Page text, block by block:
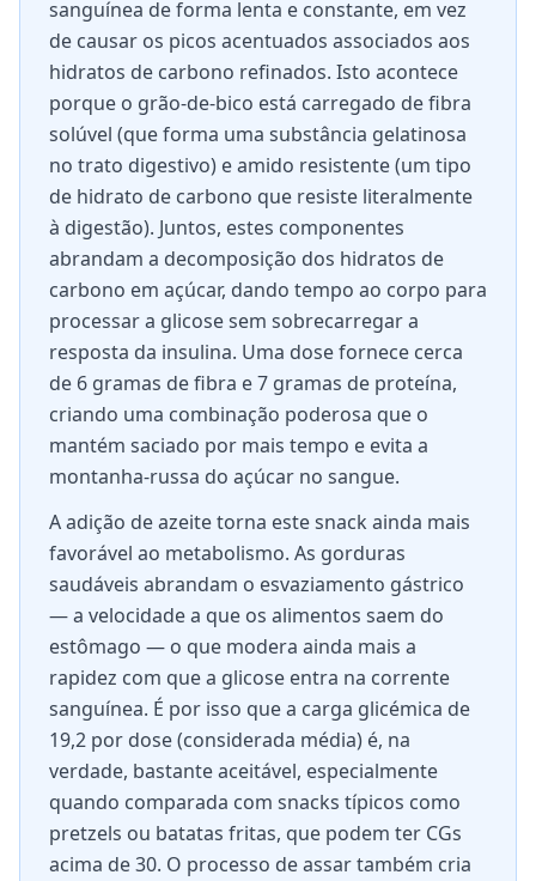
sanguínea de forma lenta e constante, em vez
de causar os picos acentuados associados aos
hidratos de carbono refinados. Isto acontece
porque o grão-de-bico está carregado de fibra
solúvel (que forma uma substância gelatinosa
no trato digestivo) e amido resistente (um tipo
de hidrato de carbono que resiste literalmente
à digestão). Juntos, estes componentes
abrandam a decomposição dos hidratos de
carbono em açúcar, dando tempo ao corpo para
processar a glicose sem sobrecarregar a
resposta da insulina. Uma dose fornece cerca
de 6 gramas de fibra e 7 gramas de proteína,
criando uma combinação poderosa que o
mantém saciado por mais tempo e evita a
montanha-russa do açúcar no sangue.
A adição de azeite torna este snack ainda mais
favorável ao metabolismo. As gorduras
saudáveis abrandam o esvaziamento gástrico
— a velocidade a que os alimentos saem do
estômago — o que modera ainda mais a
rapidez com que a glicose entra na corrente
sanguínea. É por isso que a carga glicémica de
19,2 por dose (considerada média) é, na
verdade, bastante aceitável, especialmente
quando comparada com snacks típicos como
pretzels ou batatas fritas, que podem ter CGs
acima de 30. O processo de assar também cria